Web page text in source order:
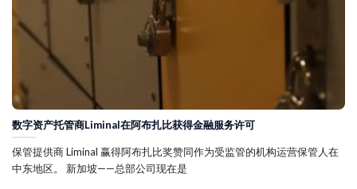
数字资产托管商Liminal在阿布扎比获得金融服务许可
保管提供商 Liminal 赢得阿布扎比奖赞同作为受监管的机构运营保管人在
中东地区。 新加坡——总部公司现在是